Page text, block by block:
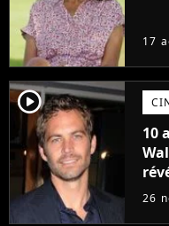
17
player2
10
26